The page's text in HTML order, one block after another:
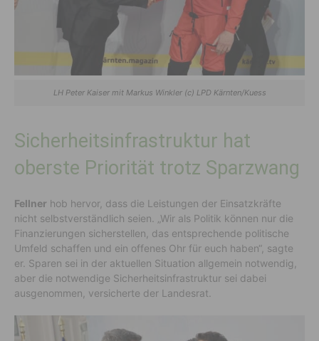
LH Peter Kaiser mit Markus Winkler (c) LPD Kärnten/Kuess
Sicherheitsinfrastruktur hat
oberste Priorität trotz Sparzwang
Fellner hob hervor, dass die Leistungen der Einsatzkräfte
nicht selbstverständlich seien. „Wir als Politik können nur die
Finanzierungen sicherstellen, das entsprechende politische
Umfeld schaffen und ein offenes Ohr für euch haben“, sagte
er. Sparen sei in der aktuellen Situation allgemein notwendig,
aber die notwendige Sicherheitsinfrastruktur sei dabei
ausgenommen, versicherte der Landesrat.